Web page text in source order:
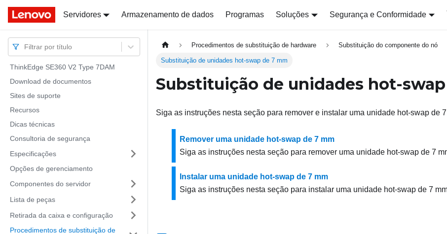
Docs
Servidores Armazenamento de dados Programas Soluções Segurança e Conformidade
Docs
Filtrar por título
ThinkEdge SE360 V2 Type 7DAM
Download de documentos
Sites de suporte
Recursos
Dicas técnicas
Consultoria de segurança
Especificações
Opções de gerenciamento
Componentes do servidor
Lista de peças
Retirada da caixa e configuração
Procedimentos de substituição de
Procedimentos de substituição de hardware Substituição do componente do nó
Substituição de unidades hot-swap de 7 mm
Substituição de unidades hot-
Siga as instruções nesta seção para remover e instalar uma unidade hot-swap de
Remover uma unidade hot-swap de 7 mm
Siga as instruções nesta seção para remover uma unidade hot-swap de 7
Instalar uma unidade hot-swap de 7 mm
Siga as instruções nesta seção para instalar uma unidade hot-swap de 7